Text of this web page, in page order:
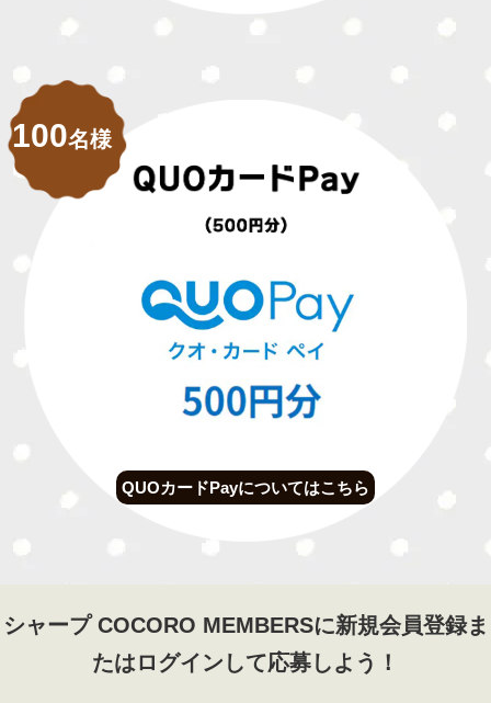
100名様
QUOカードPayについてはこちら
シャープ COCORO MEMBERSに新規会員登録ま
たはログインして応募しよう！